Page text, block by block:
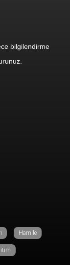
bilgilendirme
Hamile